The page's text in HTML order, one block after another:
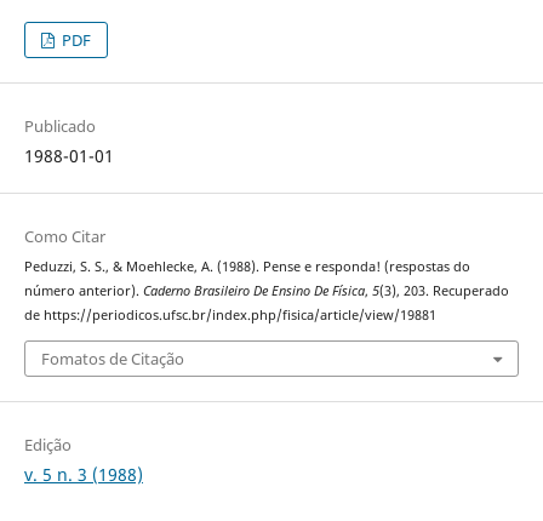
PDF
Publicado
1988-01-01
Como Citar
Peduzzi, S. S., & Moehlecke, A. (1988). Pense e responda! (respostas do
número anterior). Caderno Brasileiro De Ensino De Física, 5(3), 203. Recuperado
de https://periodicos.ufsc.br/index.php/fisica/article/view/19881
Fomatos de Citação
Edição
v. 5 n. 3 (1988)